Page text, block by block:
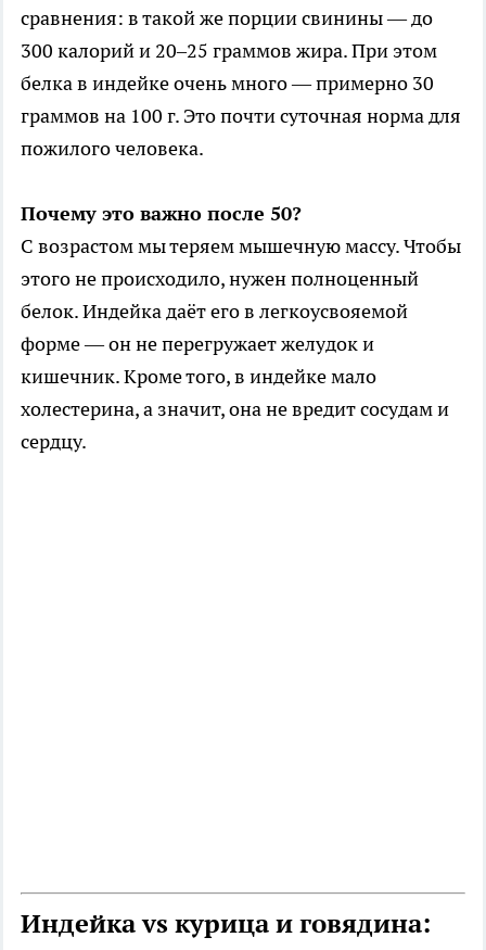
сравнения: в такой же порции свинины — до
300 калорий и 20–25 граммов жира. При этом
белка в индейке очень много — примерно 30
граммов на 100 г. Это почти суточная норма для
пожилого человека.
Почему это важно после 50?
С возрастом мы теряем мышечную массу. Чтобы
этого не происходило, нужен полноценный
белок. Индейка даёт его в легкоусвояемой
форме — он не перегружает желудок и
кишечник. Кроме того, в индейке мало
холестерина, а значит, она не вредит сосудам и
сердцу.
Индейка vs курица и говядина: